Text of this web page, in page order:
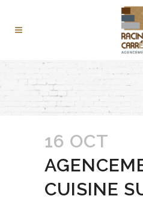
16 OCT
CUISINE